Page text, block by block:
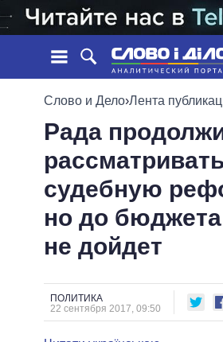
НОВОСТИ
ЛЕНТА
СОБЫТИЯ
СТАТЬИ
МНЕНИЯ
ОБЗОРЫ
ДАЙДЖЕСТЫ
МИР
ОБЕЩАНИЯ
ПОЛИТИКИ
ВСЕ ПОЛИТИКИ
ПРЕЗИДЕНТ И ОФИС
ВЕРХОВНАЯ РАДА
ГЛАВЫ
МЭРЫ
ИНФОГРАФИКА
ВИДЕО
СРАВНЕНИЕ
Слово и Дело›Лента
Рада
судебную
но до
не дойдет
ПОЛИТИКА
22 сентября 2017, 09:50